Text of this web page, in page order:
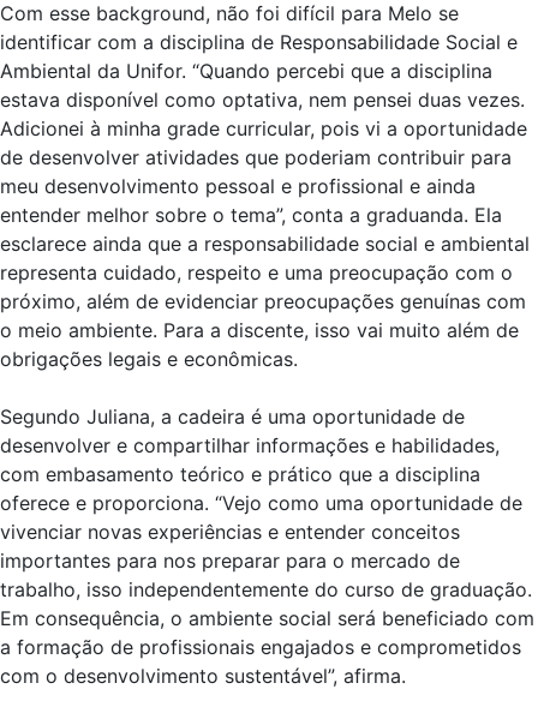
Com esse background, não foi difícil para Melo se
identificar com a disciplina de Responsabilidade Social e
Ambiental da Unifor. “Quando percebi que a disciplina
estava disponível como optativa, nem pensei duas vezes.
Adicionei à minha grade curricular, pois vi a oportunidade
de desenvolver atividades que poderiam contribuir para
meu desenvolvimento pessoal e profissional e ainda
entender melhor sobre o tema”, conta a graduanda. Ela
esclarece ainda que a responsabilidade social e ambiental
representa cuidado, respeito e uma preocupação com o
próximo, além de evidenciar preocupações genuínas com
o meio ambiente. Para a discente, isso vai muito além de
obrigações legais e econômicas.
Segundo Juliana, a cadeira é uma oportunidade de
desenvolver e compartilhar informações e habilidades,
com embasamento teórico e prático que a disciplina
oferece e proporciona. “Vejo como uma oportunidade de
vivenciar novas experiências e entender conceitos
importantes para nos preparar para o mercado de
trabalho, isso independentemente do curso de graduação.
Em consequência, o ambiente social será beneficiado com
a formação de profissionais engajados e comprometidos
com o desenvolvimento sustentável”, afirma.